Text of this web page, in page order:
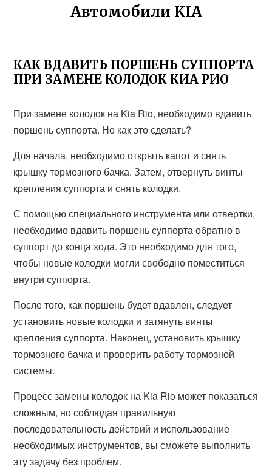
Автомобили KIA
КАК ВДАВИТЬ ПОРШЕНЬ СУППОРТА
ПРИ ЗАМЕНЕ КОЛОДОК КИА РИО
При замене колодок на Kia Rio, необходимо вдавить
поршень суппорта. Но как это сделать?
Для начала, необходимо открыть капот и снять
крышку тормозного бачка. Затем, отвернуть винты
крепления суппорта и снять колодки.
С помощью специального инструмента или отвертки,
необходимо вдавить поршень суппорта обратно в
суппорт до конца хода. Это необходимо для того,
чтобы новые колодки могли свободно поместиться
внутри суппорта.
После того, как поршень будет вдавлен, следует
установить новые колодки и затянуть винты
крепления суппорта. Наконец, установить крышку
тормозного бачка и проверить работу тормозной
системы.
Процесс замены колодок на Kia Rio может показаться
сложным, но соблюдая правильную
последовательность действий и использование
необходимых инструментов, вы сможете выполнить
эту задачу без проблем.